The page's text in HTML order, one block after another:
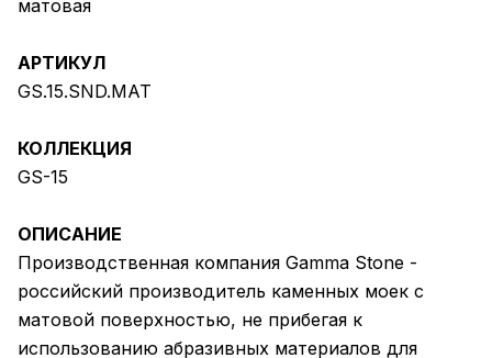
матовая
АРТИКУЛ
GS.15.SND.MAT
КОЛЛЕКЦИЯ
GS-15
ОПИСАНИЕ
Производственная компания Gamma Stone -
российский производитель каменных моек с
матовой поверхностью, не прибегая к
использованию абразивных материалов для